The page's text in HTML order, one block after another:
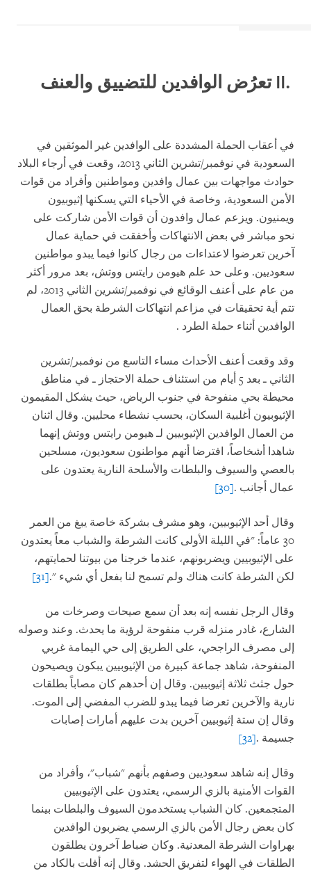
.II تعرُض الوافدين للتضييق والعنف
في أعقاب الحملة المشددة على الوافدين غير الموثقين في
السعودية في نوفمبر/تشرين الثاني 2013، وقعت في أرجاء البلاد
حوادث مواجهات بين عمال وافدين ومواطنين وأفراد من قوات
الأمن السعودية، وخاصة في الأحياء التي يسكنها إثيوبيون
ويمنيون. ويزعم عمال وافدون أن قوات الأمن شاركت على
نحو مباشر في بعض الانتهاكات وأخفقت في حماية عمال
آخرين تعرضوا لاعتداءات من رجال كانوا فيما يبدو مواطنين
سعوديين. وعلى حد علم هيومن رايتس ووتش، بعد مرور أكثر
من عام على أعنف الوقائع في نوفمبر/تشرين الثاني 2013، لم
تتم أية تحقيقات في مزاعم انتهاكات الشرطة بحق العمال
الوافدين أثناء حملة الطرد .
وقد وقعت أعنف الأحداث مساء التاسع من نوفمبر/تشرين
الثاني ـ بعد 5 أيام من استئناف حملة الاحتجاز ـ في مناطق
محيطة بحي منفوحة في جنوب الرياض، حيث يشكل المقيمون
الإثيوبيون أغلبية السكان، بحسب نشطاء محليين. وقال اثنان
من العمال الوافدين الإثيوبيين لـ هيومن رايتس ووتش إنهما
شاهدا أشخاصاً، افترضا أنهم مواطنون سعوديون، مسلحين
بالعصي والسيوف والبلطات والأسلحة النارية يعتدون على
عمال أجانب .
[30]
وقال أحد الإثيوبيين، وهو مشرف بشركة خاصة يبغ من العمر
30 عاماً: "في الليلة الأولى كانت الشرطة والشباب معاً يعتدون
على الإثيوبيين ويضربونهم، عندما خرجنا من بيوتنا لحمايتهم،
لكن الشرطة كانت هناك ولم تسمح لنا بفعل أي شيء ".
[31]
وقال الرجل نفسه إنه بعد أن سمع صيحات وصرخات من
الشارع، غادر منزله قرب منفوحة لرؤية ما يحدث. وعند وصوله
إلى مصرف الراجحي، على الطريق إلى حي اليمامة غربي
المنفوحة، شاهد جماعة كبيرة من الإثيوبيين يبكون ويصيحون
حول جثث ثلاثة إثيوبيين. وقال إن أحدهم كان مصاباً بطلقات
نارية والآخرين تعرضا فيما يبدو للضرب المفضي إلى الموت.
وقال إن ستة إثيوبيين آخرين بدت عليهم أمارات إصابات
جسيمة .
[32]
وقال إنه شاهد سعوديين وصفهم بأنهم "شباب"، وأفراد من
القوات الأمنية بالزي الرسمي، يعتدون على الإثيوبيين
المتجمعين. كان الشباب يستخدمون السيوف والبلطات بينما
كان بعض رجال الأمن بالزي الرسمي يضربون الوافدين
بهراوات الشرطة المعدنية. وكان ضباط آخرون يطلقون
الطلقات في الهواء لتفريق الحشد. وقال إنه أفلت بالكاد من